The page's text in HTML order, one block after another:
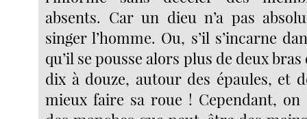
absents. Car un dieu n’a pas
singer l’homme. Ou, s’il s’incarne
qu’il se pousse alors plus de deux
dix à douze, autour des épaules, et
mieux faire sa roue ! Cependant, on